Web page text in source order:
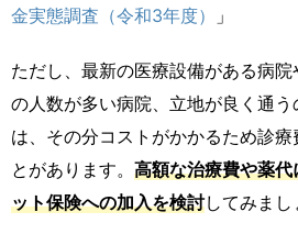
金実態調査（令和3年度）
」
ただし、最新の医療設備がある病
の人数が多い病院、立地が良く通
は、その分コストがかかるため診
とがあります。 高額な治療費や薬
ット保険への加入を検討してみまし